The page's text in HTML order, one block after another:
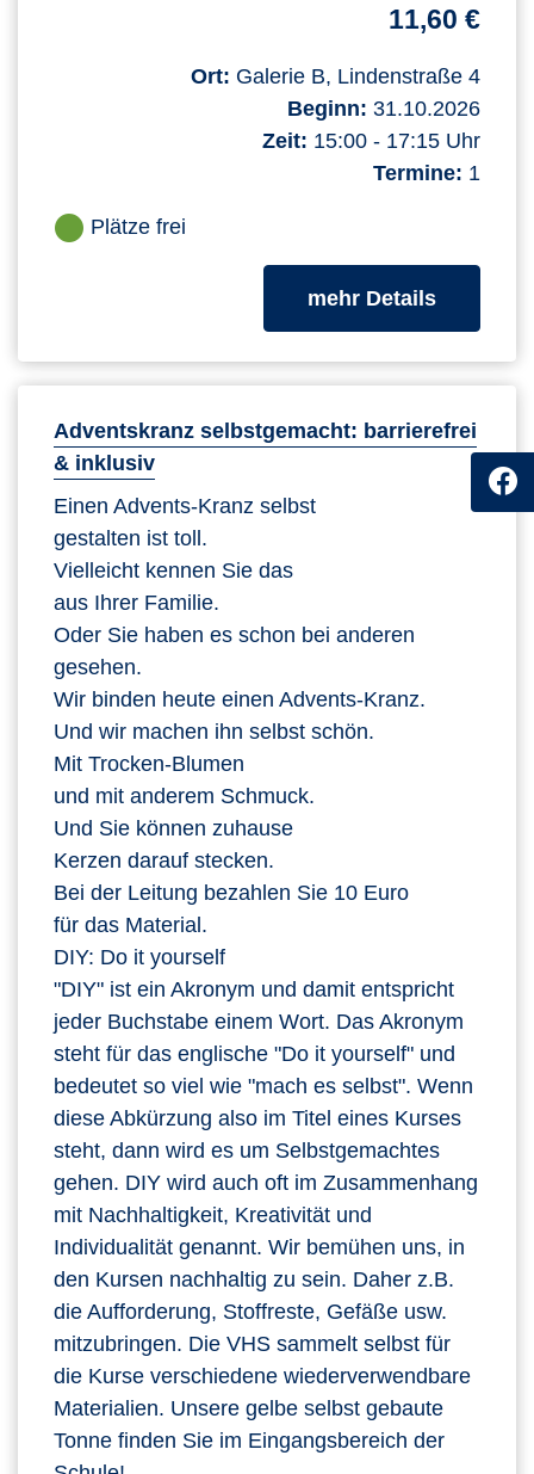
11,60 €
Ort: Galerie B, Lindenstraße 4
Beginn: 31.10.2026
Zeit: 15:00 - 17:15 Uhr
Termine: 1
Plätze frei
mehr Detailszum
Adventskranz selbstgemacht: barrierefrei
& inklusiv
Einen Advents-Kranz selbst
gestalten ist toll.
Vielleicht kennen Sie das
aus Ihrer Familie.
Oder Sie haben es schon bei anderen
gesehen.
Wir binden heute einen Advents-Kranz.
Und wir machen ihn selbst schön.
Mit Trocken-Blumen
und mit anderem Schmuck.
Und Sie können zuhause
Kerzen darauf stecken.
Bei der Leitung bezahlen Sie 10 Euro
für das Material.
DIY: Do it yourself
"DIY" ist ein Akronym und damit entspricht
jeder Buchstabe einem Wort. Das Akronym
steht für das englische "Do it yourself" und
bedeutet so viel wie "mach es selbst". Wenn
diese Abkürzung also im Titel eines Kurses
steht, dann wird es um Selbstgemachtes
gehen. DIY wird auch oft im Zusammenhang
mit Nachhaltigkeit, Kreativität und
Individualität genannt. Wir bemühen uns, in
den Kursen nachhaltig zu sein. Daher z.B.
die Aufforderung, Stoffreste, Gefäße usw.
mitzubringen. Die VHS sammelt selbst für
die Kurse verschiedene wiederverwendbare
Materialien. Unsere gelbe selbst gebaute
Tonne finden Sie im Eingangsbereich der